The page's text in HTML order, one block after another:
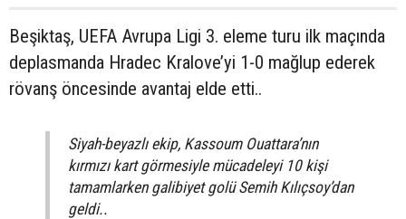
Beşiktaş, UEFA Avrupa Ligi 3. eleme turu ilk maçında
deplasmanda Hradec Kralove’yi 1-0 mağlup ederek
rövanş öncesinde avantaj elde etti..
Siyah-beyazlı ekip, Kassoum Ouattara’nın
kırmızı kart görmesiyle mücadeleyi 10 kişi
tamamlarken galibiyet golü Semih Kılıçsoy’dan
geldi..